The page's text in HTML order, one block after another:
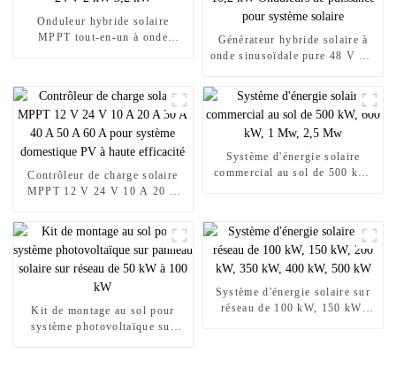
Onduleur hybride solaire
MPPT tout-en-un à onde
Générateur hybride solaire à
onde sinusoïdale pure 48 V 8,2
puissance pour système solaire
Contrôleur de charge solaire
MPPT 12 V 24 V 10 A 20 A
système domestique PV à haute
efficacité
Système d'énergie solaire
commercial au sol de 500 kW,
Kit de montage au sol pour
système photovoltaïque sur
Système d'énergie solaire sur
réseau de 100 kW, 150 kW,